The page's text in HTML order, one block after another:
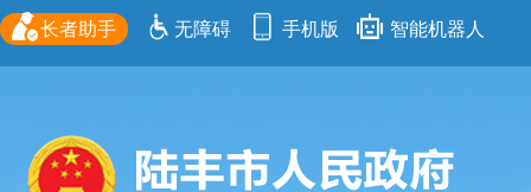
长者助手 无障碍 手机版 智能机器人